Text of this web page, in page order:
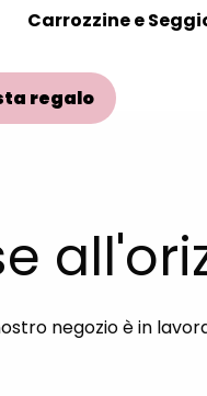
Carrozzine e
regalo
negozio è in